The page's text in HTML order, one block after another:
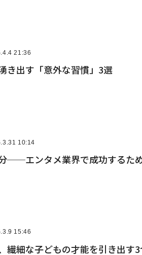
21:36
き出す「意外な習慣」3選
10:14
──エンタメ業界で成功するた
15:46
繊細な子どもの才能を引き出す